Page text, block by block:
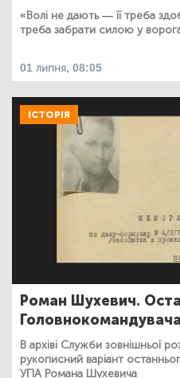
«Волі не дають — її треба
треба забрати силою у
01 липня, 08:05
ІСТОРІЯ
Роман Шухевич.
В архіві Служби зовнішньої
рукописний варіант
УПА Романа Шухевича